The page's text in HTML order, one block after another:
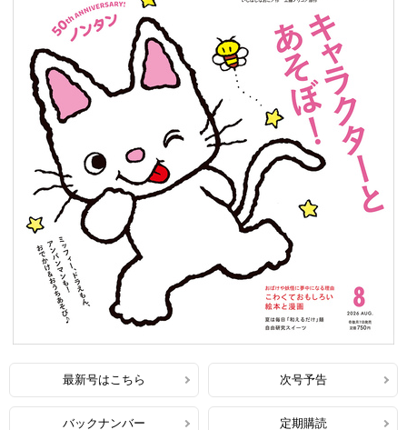
最新号はこちら 次号予告
バックナンバー 定期購読